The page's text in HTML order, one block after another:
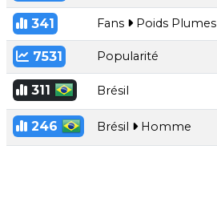
341 Fans Poids Plumes
7531 Popularité
311 Brésil
246 Brésil Homme